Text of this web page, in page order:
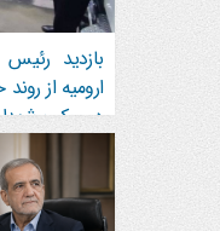
بازدید
ارومیه از
در موکب